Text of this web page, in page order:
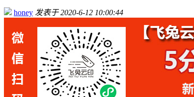
honey 发表于 2020-6-12 10:00:44